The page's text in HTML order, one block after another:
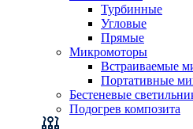
Турбинные
Угловые
Прямые
Микромоторы
Встраиваемые
Портативные
Бестеневые
Подогрев композита